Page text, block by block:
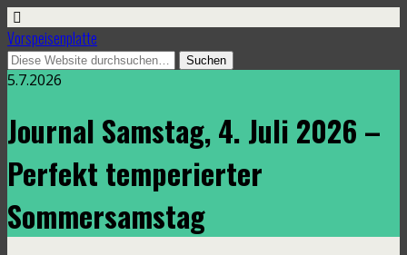
Vorspeisenplatte
5.7.2026
Journal Samstag, 4. Juli 2026 –
Perfekt temperierter
Sommersamstag